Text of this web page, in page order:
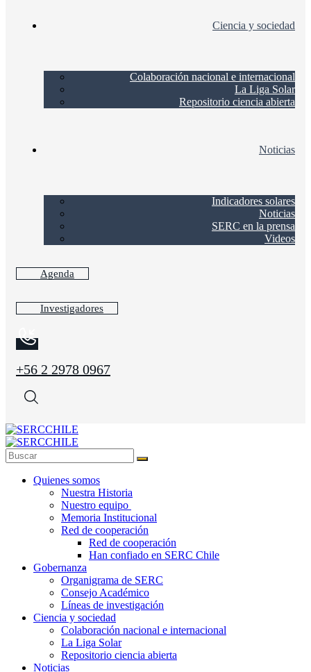
Ciencia y sociedad
Colaboración nacional e internacional
La Liga Solar
Repositorio ciencia abierta
Noticias
Indicadores solares
Noticias
SERC en la prensa
Videos
Agenda
Investigadores
+56 2 2978 0967
Quienes somos
Nuestra Historia
Nuestro equipo
Memoria Institucional
Red de cooperación
Red de cooperación
Han confiado en SERC Chile
Gobernanza
Organigrama de SERC
Consejo Académico
Líneas de investigación
Ciencia y sociedad
Colaboración nacional e internacional
La Liga Solar
Repositorio ciencia abierta
Noticias